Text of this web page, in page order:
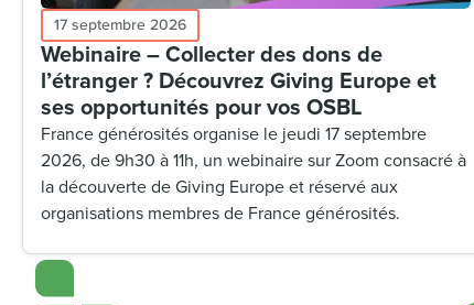
17 septembre 2026
Webinaire – Collecter des dons de
l’étranger ? Découvrez Giving Europe et
ses opportunités pour vos OSBL
France générosités organise le jeudi 17 septembre
2026, de 9h30 à 11h, un webinaire sur Zoom consacré à
la découverte de Giving Europe et réservé aux
organisations membres de France générosités.